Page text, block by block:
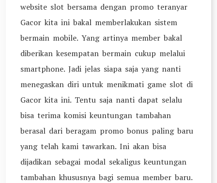
website slot bersama dengan promo teranyar
Gacor kita ini bakal memberlakukan sistem
bermain mobile. Yang artinya member bakal
diberikan kesempatan bermain cukup melalui
smartphone. Jadi jelas siapa saja yang nanti
menegaskan diri untuk menikmati game slot di
Gacor kita ini. Tentu saja nanti dapat selalu
bisa terima komisi keuntungan tambahan
berasal dari beragam promo bonus paling baru
yang telah kami tawarkan. Ini akan bisa
dijadikan sebagai modal sekaligus keuntungan
tambahan khususnya bagi semua member baru.